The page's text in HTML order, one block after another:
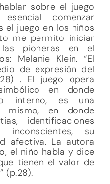
sobre el juego
comenzar
el juego en los niños
me permito iniciar
pioneras en el
Melanie Klein. “El
de expresión del
. El juego opera
en donde
interno, es una
mismo, en donde
identificaciones
inconscientes, su
afectiva. La autora
el niño habla y dice
tienen el valor de
(p.28).